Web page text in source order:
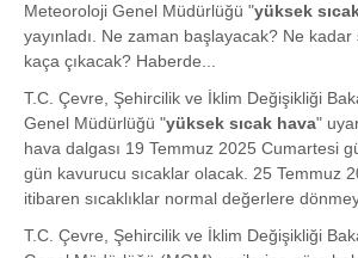
Meteoroloji Genel Müdürlüğü "yüksek
yayınladı. Ne zaman başlayacak? Ne
kaça çıkacak? Haberde...
T.C. Çevre, Şehircilik ve İklim Değişikliği
Genel Müdürlüğü "yüksek sıcak hava"
hava dalgası 19 Temmuz 2025 Cumartesi
gün kavurucu sıcaklar olacak. 25 Temmuz
itibaren sıcaklıklar normal değerlere
T.C. Çevre, Şehircilik ve İklim Değişikliği